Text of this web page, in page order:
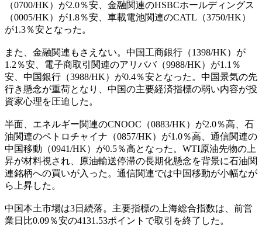
（0700/HK）が2.0％安、金融関連のHSBCホールディングス
（0005/HK）が1.8％安、車載電池関連のCATL（3750/HK）
が1.3％安となった。
また、金融関連もさえない。中国工商銀行（1398/HK）が
1.2％安、電子商取引関連のアリババ（9988/HK）が1.1％
安、中国銀行（3988/HK）が0.4％安となった。中国景気の先
行き懸念が重荷となり、中国の主要経済指標の弱い内容が投
資家心理を圧迫した。
半面、エネルギー関連のCNOOC（0883/HK）が2.0％高、石
油関連のペトロチャイナ（0857/HK）が1.0％高、通信関連の
中国移動（0941/HK）が0.5％高となった。WTI原油先物の上
昇が材料視され、原油輸送停滞の長期化懸念を背景に石油関
連銘柄への買いが入った。通信関連では中国移動が小幅なが
ら上昇した。
中国本土市場は3日続落。主要指標の上海総合指数は、前営
業日比0.09％安の4131.53ポイントで取引を終了した。